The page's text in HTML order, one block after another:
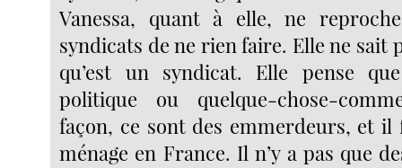
Vanessa, quant à elle, ne
syndicats de ne rien faire. Elle ne sait
qu’est un syndicat. Elle pense
politique ou quelque-chose-
façon, ce sont des emmerdeurs, et
ménage en France. Il n’y a pas que